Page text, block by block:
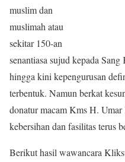
muslim dan
muslimah atau
sekitar 150-an
senantiasa sujud kepada
hingga kini kepengurusan
terbentuk. Namun berkat
donatur macam Kms H.
kebersihan dan fasilitas terus
Berikut hasil wawancara